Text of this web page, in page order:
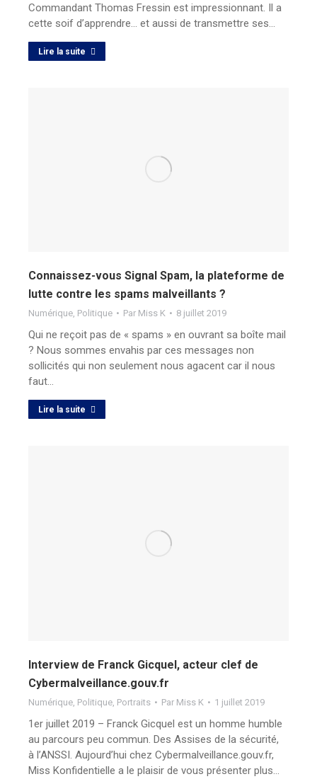
Commandant Thomas Fressin est impressionnant. Il a
cette soif d’apprendre… et aussi de transmettre ses…
Lire la suite
Connaissez-vous Signal Spam, la plateforme de
lutte contre les spams malveillants ?
Numérique, Politique Par Miss K 8 juillet 2019
Qui ne reçoit pas de « spams » en ouvrant sa boîte mail
? Nous sommes envahis par ces messages non
sollicités qui non seulement nous agacent car il nous
faut…
Lire la suite
Interview de Franck Gicquel, acteur clef de
Cybermalveillance.gouv.fr
Numérique, Politique, Portraits Par Miss K 1 juillet 2019
1er juillet 2019 – Franck Gicquel est un homme humble
au parcours peu commun. Des Assises de la sécurité,
à l’ANSSI. Aujourd’hui chez Cybermalveillance.gouv.fr,
Miss Konfidentielle a le plaisir de vous présenter plus…